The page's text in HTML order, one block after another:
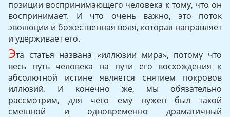
позиции воспринимающего человека к тому, что он
воспринимает. И что очень важно, это поток
эволюции и божественная воля, которая направляет
и удерживает его.
Эта статья названа «иллюзии мира», потому что
весь путь человека на пути его восхождения к
абсолютной истине является снятием покровов
иллюзий. И конечно же, мы обязательно
рассмотрим, для чего ему нужен был такой
смешной и одновременно драматичный